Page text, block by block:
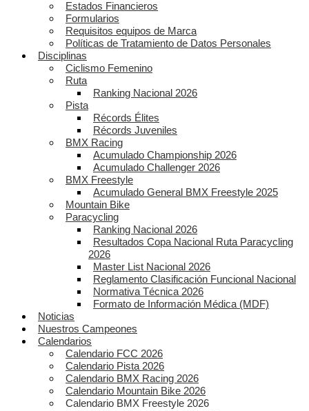
Estados Financieros
Formularios
Requisitos equipos de Marca
Políticas de Tratamiento de Datos Personales
Disciplinas
Ciclismo Femenino
Ruta
Ranking Nacional 2026
Pista
Récords Élites
Récords Juveniles
BMX Racing
Acumulado Championship 2026
Acumulado Challenger 2026
BMX Freestyle
Acumulado General BMX Freestyle 2025
Mountain Bike
Paracycling
Ranking Nacional 2026
Resultados Copa Nacional Ruta Paracycling
2026
Master List Nacional 2026
Reglamento Clasificación Funcional Nacional
Normativa Técnica 2026
Formato de Información Médica (MDF)
Noticias
Nuestros Campeones
Calendarios
Calendario FCC 2026
Calendario Pista 2026
Calendario BMX Racing 2026
Calendario Mountain Bike 2026
Calendario BMX Freestyle 2026